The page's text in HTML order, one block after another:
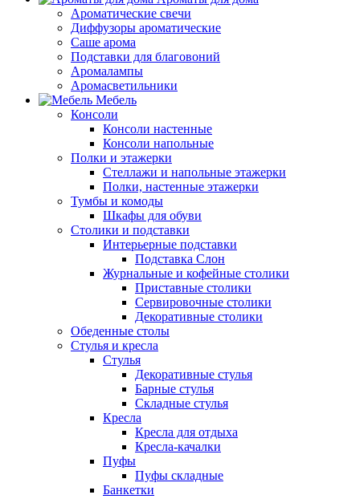
Ароматические свечи
Диффузоры ароматические
Саше арома
Подставки для благовоний
Аромалампы
Аромасветильники
Мебель
Консоли
Консоли настенные
Консоли напольные
Полки и этажерки
Стеллажи и напольные этажерки
Полки, настенные этажерки
Тумбы и комоды
Шкафы для обуви
Столики и подставки
Интерьерные подставки
Подставка Слон
Журнальные и кофейные столики
Приставные столики
Сервировочные столики
Декоративные столики
Обеденные столы
Стулья и кресла
Стулья
Декоративные стулья
Барные стулья
Складные стулья
Кресла
Кресла для отдыха
Кресла-качалки
Пуфы
Пуфы складные
Банкетки